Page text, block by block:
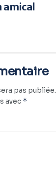
pas publiée.
avec *